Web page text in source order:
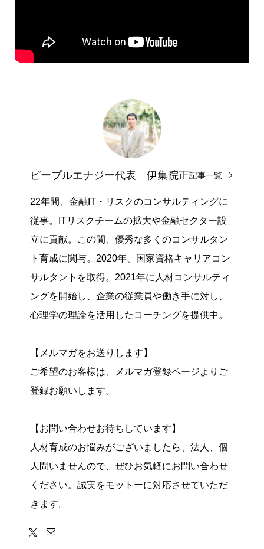
ピープルエナジー代表 伊集院正記事一覧
22年間、⾦融IT・リスクのコンサルティングに
従事。ITリスクチームの拡大や金融セクター設
立に貢献。この間、優秀な多くのコンサルタン
ト育成に関与。2020年、国家資格キャリアコン
サルタントを取得。2021年に⼈材コンサルティ
ングを開始し、企業の従業員や働き手に対し、
心理学の理論を活用したコーチングを提供中。
【メルマガをお送りします】
ご希望のお客様は、メルマガ登録ページよりご
登録お願いします。
【お問い合わせお待ちしています】
人材育成のお悩みがございましたら、法人、個
人問いませんので、ぜひお気軽にお問い合わせ
ください。誠実をモットーに対応させていただ
きます。